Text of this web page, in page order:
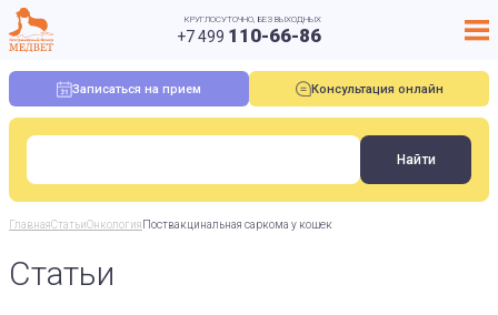
КРУГЛОСУТОЧНО, БЕЗ ВЫХОДНЫХ
+7 499 110-66-86
Записаться на прием Консультация онлайн
ГлавнаяСтатьиОнкология Поствакцинальная саркома у кошек
Статьи